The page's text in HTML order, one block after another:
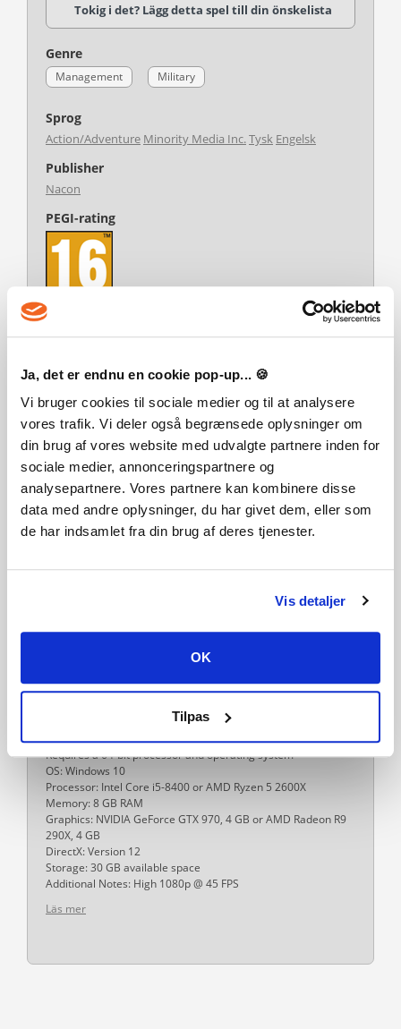
Ja, det er endnu en cookie pop-up... 🍪
Vi bruger cookies til sociale medier og til at analysere
vores trafik. Vi deler også begrænsede oplysninger om
din brug af vores website med udvalgte partnere inden for
sociale medier, annonceringspartnere og
analysepartnere. Vores partnere kan kombinere disse
data med andre oplysninger, du har givet dem, eller som
de har indsamlet fra din brug af deres tjenester.
Vis detaljer
OK
Tilpas
Tokig i det? Lägg detta spel till din önskelista
Genre
Management Military
Sprog
Action/Adventure Minority Media Inc. Tysk Engelsk
Publisher
Nacon
PEGI-rating
Udvikler
Platform
PC
Releasedag
11-01-2024
Systemkrav
Steam account is required for game activation and
This content requires the base game War Hospital on Steam
Windows Requirements
Requires a 64-bit processor and operating system
Processor: Intel Core i7-3770 or AMD Ryzen 5 1500X
DirectX: Version 11
Storage: 30 GB available space
Additional Notes: Low 720p @ 30 FPS
Recommended:
Requires a 64-bit processor and operating system
OS: Windows 10
Processor: Intel Core i5-8400 or AMD Ryzen 5 2600X
Memory: 8 GB RAM
Graphics: NVIDIA GeForce GTX 970, 4 GB or AMD Radeon R9
290X, 4 GB
DirectX: Version 12
Storage: 30 GB available space
Additional Notes: High 1080p @ 45 FPS
Läs mer